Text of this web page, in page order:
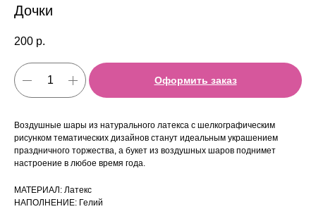
Дочки
200 р.
Оформить заказ
Воздушные шары из натурального латекса с шелкографическим
рисунком тематических дизайнов станут идеальным украшением
праздничного торжества, а букет из воздушных шаров поднимет
настроение в любое время года.
МАТЕРИАЛ: Латекс
НАПОЛНЕНИЕ: Гелий